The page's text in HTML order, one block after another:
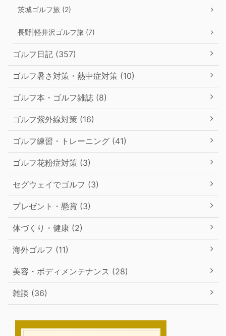
茨城ゴルフ旅 (2)
長野|軽井沢ゴルフ旅 (7)
ゴルフ日記 (357)
ゴルフ暑さ対策・熱中症対策 (10)
ゴルフ本・ゴルフ雑誌 (8)
ゴルフ紫外線対策 (16)
ゴルフ練習・トレーニング (41)
ゴルフ花粉症対策 (3)
セグウェイでゴルフ (3)
プレゼント・懸賞 (3)
体づくり・健康 (2)
海外ゴルフ (11)
美容・ボディメンテナンス (28)
雑談 (36)